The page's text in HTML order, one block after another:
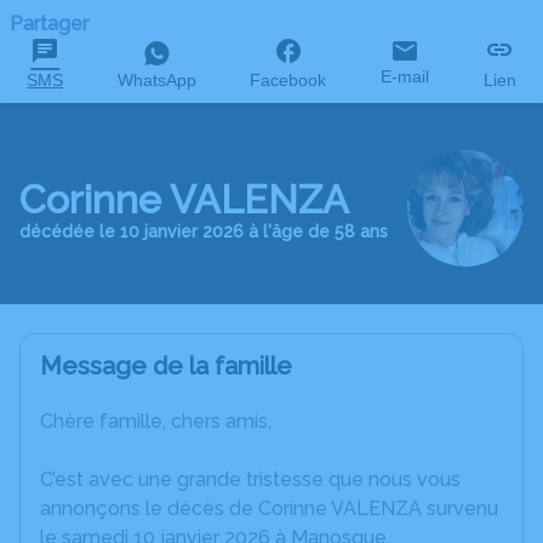
Partager
SMS WhatsApp Facebook E-mail Lien
Corinne VALENZA
décédée le 10 janvier 2026 à l'âge de 58 ans
Message de la famille
Chère famille, chers amis,
C’est avec une grande tristesse que nous vous
annonçons le décès de Corinne VALENZA survenu
le samedi 10 janvier 2026 à Manosque.